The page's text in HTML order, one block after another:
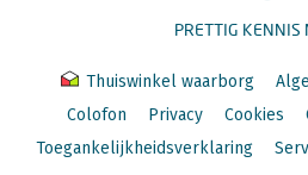
PRETTIG KENNIS
Thuiswinkel waarborg
Colofon
Privacy Cookies
Toegankelijkheidsverklaring